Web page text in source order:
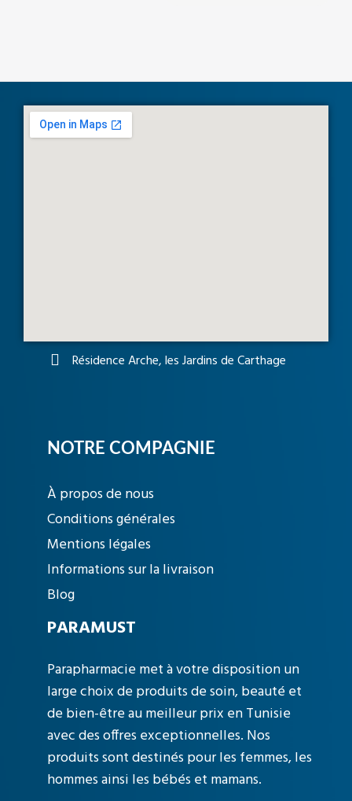
Résidence Arche, les Jardins de Carthage
NOTRE COMPAGNIE
À propos de nous
Conditions générales
Mentions légales
Informations sur la livraison
Blog
PARAMUST
Parapharmacie met à votre disposition un
large choix de produits de soin, beauté et
de bien-être au meilleur prix en Tunisie
avec des offres exceptionnelles. Nos
produits sont destinés pour les femmes, les
hommes ainsi les bébés et mamans.